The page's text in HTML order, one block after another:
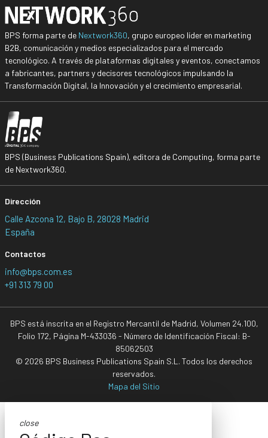
BPS forma parte de Nextwork360, grupo europeo líder en marketing
B2B, comunicación y medios especializados para el mercado
tecnológico. A través de plataformas digitales y eventos, conectamos
a fabricantes, partners y decisores tecnológicos impulsando la
Transformación Digital, la Innovación y el crecimiento empresarial.
BPS (Business Publications Spain), editora de Computing, forma parte
de Nextwork360.
Dirección
Calle Azcona 12, Bajo B, 28028 Madrid
España
Contactos
info@bps.com.es
+91 313 79 00
BPS está inscrita en el Registro Mercantil de Madrid, Volumen 24.100,
Folio 172, Página M-433036 - Número de Identificación Fiscal: B-
85062503
© 2026 BPS Business Publications Spain S.L. Todos los derechos
reservados.
Mapa del Sitio
close